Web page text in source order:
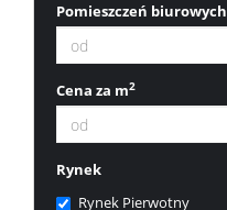
Pomieszczeń biurowych
Cena za m2
Rynek
Rynek Pierwotny